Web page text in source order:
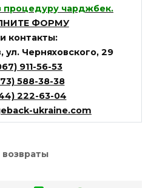
процедуру чарджбек.
ФОРМУ
контакты:
ул. Черняховского, 29
911-56-53
588-38-38
222-63-04
ukraine.com